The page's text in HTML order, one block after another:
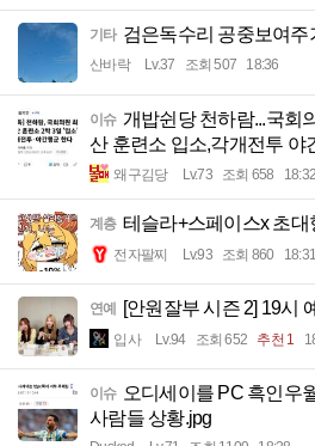
기타 검은독수리 공중보여주
산바락 Lv.37 조회 507 18:36
이슈 개밥쉰당 천하람...국회
산 훈련소 입소,각개전투 야
왜구김당 Lv.73 조회 658 18:32
계층 테슬라+스페이스x 초대
전자팔찌 Lv.93 조회 860 18:31
연예 [안원잘부 시즌 2] 19시
입사 Lv.94 조회 652 추천 1
이슈 오디세이를 PC 흑인우
사람들 상황.jpg